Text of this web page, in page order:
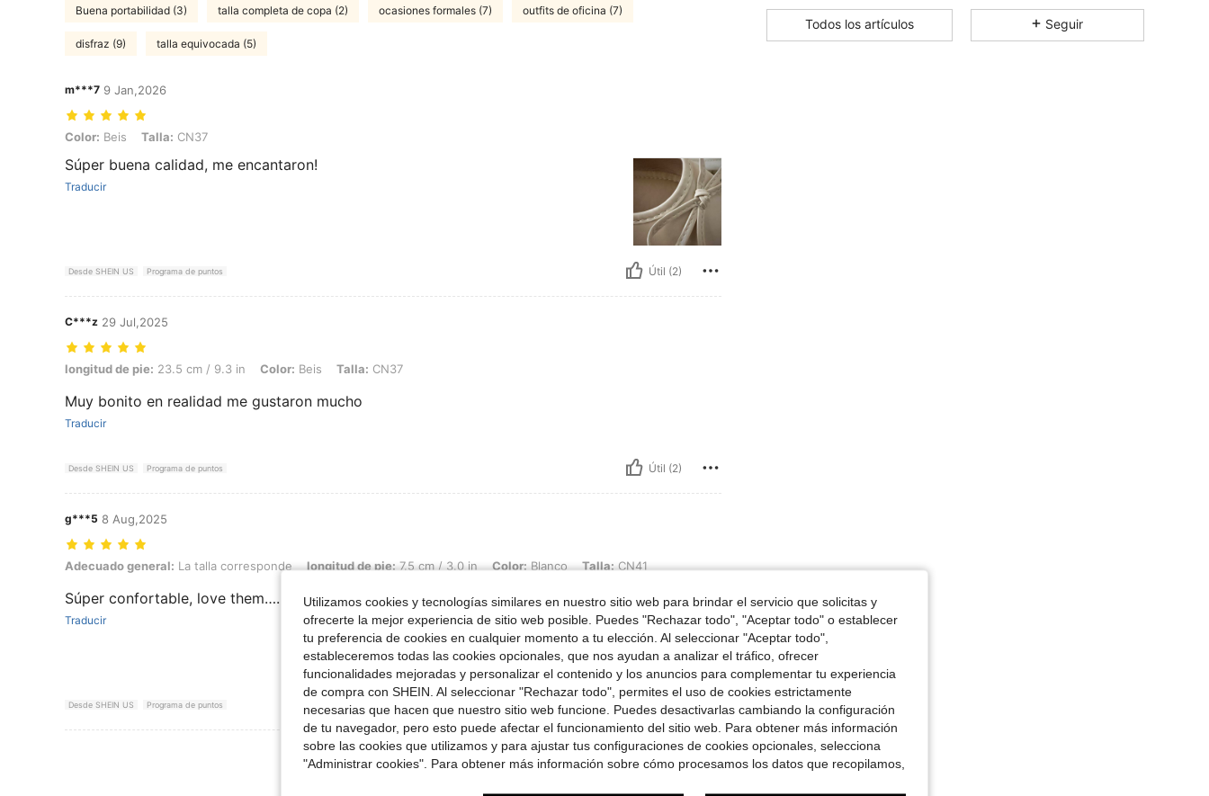
Buena portabilidad (3) talla completa de copa (2) ocasiones formales (7) outfits de oficina (7)
disfraz (9) talla equivocada (5)
m***7 9 Jan,2026
Color: Beis, Talla: CN37
Color: Beis Talla: CN37
Súper buena calidad, me encantaron!
Traducir
Desde SHEIN US Programa de puntos Útil (2)
C***z 29 Jul,2025
longitud de pie: 23.5 cm / 9.3 in, Color: Beis, Talla: CN37
longitud de pie: 23.5 cm / 9.3 in Color: Beis Talla: CN37
Muy bonito en realidad me gustaron mucho
Traducir
Desde SHEIN US Programa de puntos Útil (2)
g***5 8 Aug,2025
Adecuado general: La talla corresponde, longitud de pie: 7.5 cm / 3.0 in, Color: Blanco, Talla: CN41
Adecuado general: La talla corresponde longitud de pie:7.5 cm / 3.0 in Color:Blanco Talla:CN41
Súper confortable, love them…….
Traducir
Desde SHEIN US Programa de puntos Útil (7)
Ver Más Reseñas
4.81
Todos los artículos Seguir
Utilizamos cookies y tecnologías similares en nuestro sitio web para brindar el servicio que solicitas y
ofrecerte la mejor experiencia de sitio web posible. Puedes "Rechazar todo", "Aceptar todo" o establecer
tu preferencia de cookies en cualquier momento a tu elección. Al seleccionar "Aceptar todo",
estableceremos todas las cookies opcionales, que nos ayudan a analizar el tráfico, ofrecer
funcionalidades mejoradas y personalizar el contenido y los anuncios para complementar tu experiencia
de compra con SHEIN. Al seleccionar "Rechazar todo", permites el uso de cookies estrictamente
necesarias que hacen que nuestro sitio web funcione. Puedes desactivarlas cambiando la configuración
de tu navegador, pero esto puede afectar el funcionamiento del sitio web. Para obtener más información
sobre las cookies que utilizamos y para ajustar tus configuraciones de cookies opcionales, selecciona
"Administrar cookies". Para obtener más información sobre cómo procesamos los datos que recopilamos,